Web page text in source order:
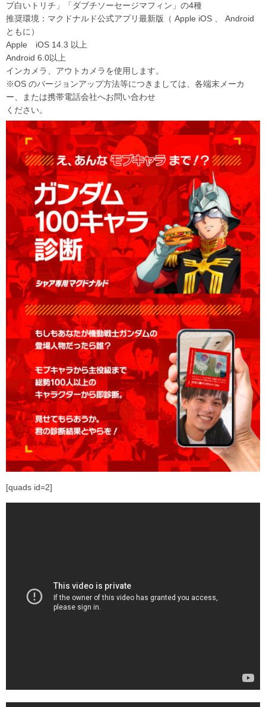
プ白いトリチ」「ダブチソーセージマフィン」の4種
推奨環境：マクドナルド公式アプリ最新版（ Apple iOS 、 Android
ともに）
Apple iOS 14.3 以上
Android 6.0以上
インカメラ、アウトカメラを使用します。
※OS のバージョンアップ方法等につきましては、各端末メーカ
ー、または携帯電話会社へお問い合わせ
ください。
[quads id=2]